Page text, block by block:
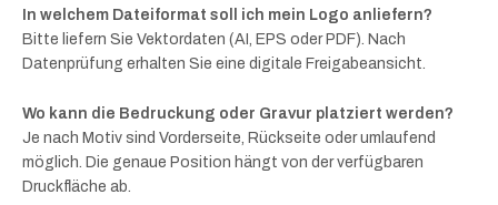
In welchem Dateiformat soll ich mein Logo anliefern?
Bitte liefern Sie Vektordaten (AI, EPS oder PDF). Nach
Datenprüfung erhalten Sie eine digitale Freigabeansicht.
Wo kann die Bedruckung oder Gravur platziert werden?
Je nach Motiv sind Vorderseite, Rückseite oder umlaufend
möglich. Die genaue Position hängt von der verfügbaren
Druckfläche ab.